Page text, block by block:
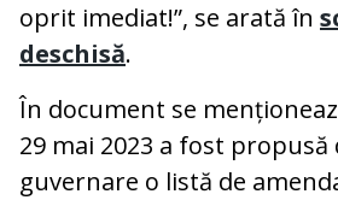
oprit imediat!”, se arată în
deschisă.
În document se
29 mai 2023 a fost propusă
guvernare o listă de